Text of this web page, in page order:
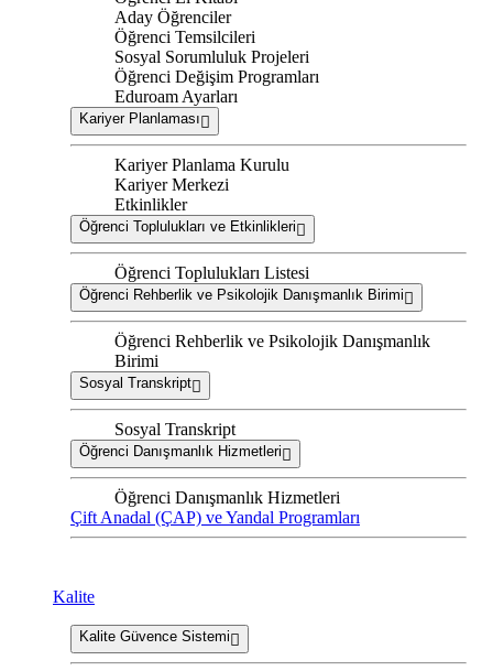
Aday Öğrenciler
Öğrenci Temsilcileri
Sosyal Sorumluluk Projeleri
Öğrenci Değişim Programları
Eduroam Ayarları
Kariyer Planlaması
Kariyer Planlama Kurulu
Kariyer Merkezi
Etkinlikler
Öğrenci Toplulukları ve Etkinlikleri
Öğrenci Toplulukları Listesi
Öğrenci Rehberlik ve Psikolojik Danışmanlık Birimi
Öğrenci Rehberlik ve Psikolojik Danışmanlık
Birimi
Sosyal Transkript
Sosyal Transkript
Öğrenci Danışmanlık Hizmetleri
Öğrenci Danışmanlık Hizmetleri
Çift Anadal (ÇAP) ve Yandal Programları
Kalite
Kalite Güvence Sistemi